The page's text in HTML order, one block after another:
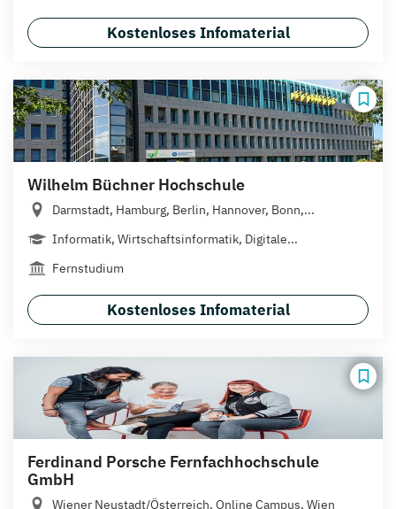
Kostenloses Infomaterial
Wilhelm Büchner Hochschule
Darmstadt, Hamburg, Berlin, Hannover, Bonn,...
Informatik, Wirtschaftsinformatik, Digitale...
Fernstudium
Kostenloses Infomaterial
Ferdinand Porsche Fernfachhochschule
GmbH
Wiener Neustadt/Österreich, Online Campus, Wien